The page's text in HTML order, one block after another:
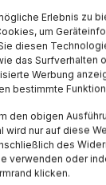
Erlebnis zu
um
diesen
das Surfverhalten
Werbung
bestimmte
den obigen
wird nur auf diese
des
verwenden oder
klicken.
Genova in un
sfida, ma con un
11 März 2024